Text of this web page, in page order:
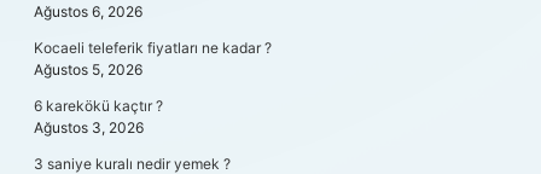
Ağustos 6, 2026
Kocaeli teleferik fiyatları ne kadar ?
Ağustos 5, 2026
6 karekökü kaçtır ?
Ağustos 3, 2026
3 saniye kuralı nedir yemek ?